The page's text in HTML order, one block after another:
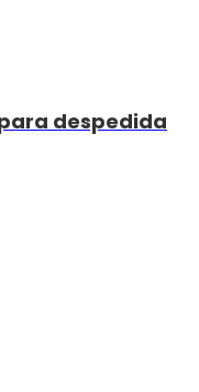
despedida